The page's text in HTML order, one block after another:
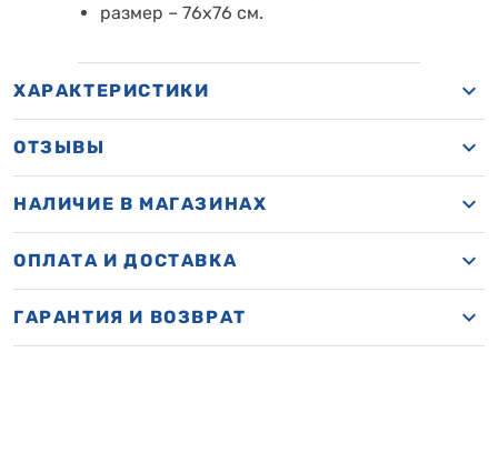
размер – 76х76 см.
ХАРАКТЕРИСТИКИ
ОТЗЫВЫ
НАЛИЧИЕ В МАГАЗИНАХ
ОПЛАТА И ДОСТАВКА
ГАРАНТИЯ И ВОЗВРАТ